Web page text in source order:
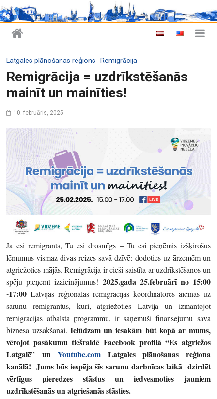
Latgales plānošanas reģions Remigrācija
Remigrācija = uzdrīkstēšanās
mainīt un mainīties!
10. februāris, 2025
Ja esi remigrants, Tu esi drosmīgs – Tu esi pieņēmis izšķirošus
lēmumus vismaz divas reizes savā dzīvē: dodoties uz ārzemēm un
atgriežoties mājās. Remigrācija ir cieši saistīta ar uzdrīkstēšanos un
spēju pieņemt izaicinājumus! 2025.gada 25.februārī no 15:00
-17:00 Latvijas reģionālās remigrācijas koordinatores aicinās uz
sarunu remigrantus, kuri, atgriežoties Latvijā un izmantojot
remigrācijas atbalsta programmu, ir saņēmuši finansējumu sava
biznesa uzsākšanai. Ielūdzam un iesakām būt kopā ar mums,
vērojot pasākumu tiešraidē Facebook profilā “Es atgriežos
Latgalē” unYoutube.com Latgales plānošanas reģiona
kanālā! Jums būs iespēja šīs sarunu darbnīcas laikā dzirdēt
vērtīgus pieredzes stāstus un iedvesmoties jauniem
uzdrīkstēšanās un atgriešanās stāsties.